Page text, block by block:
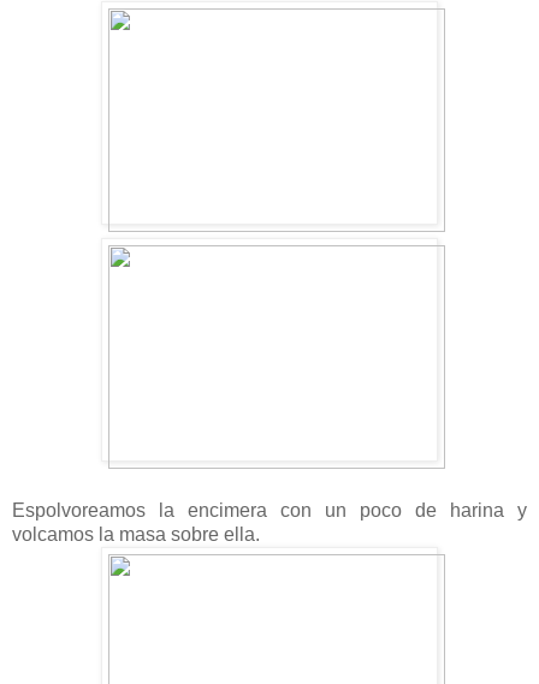
Espolvoreamos la encimera con un poco de harina y
volcamos la masa sobre ella.